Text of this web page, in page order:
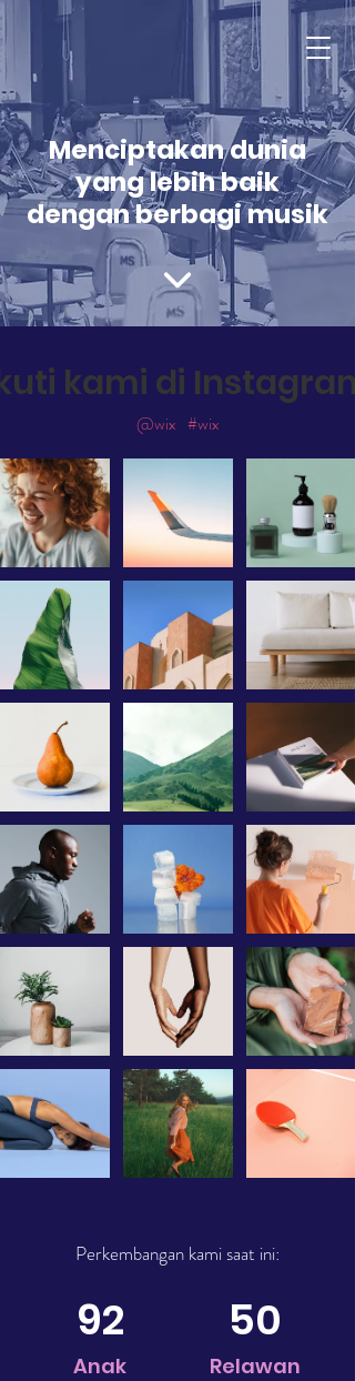
Menciptakan dunia
yang lebih baik
dengan berbagi musik
kami di Instagram
#wix
@wix
Perkembangan kami saat ini:
92 50
Anak
Relawan